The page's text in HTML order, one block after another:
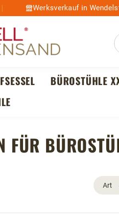
Werksverkauf in
BÜROSTÜHLE
FÜR
Art